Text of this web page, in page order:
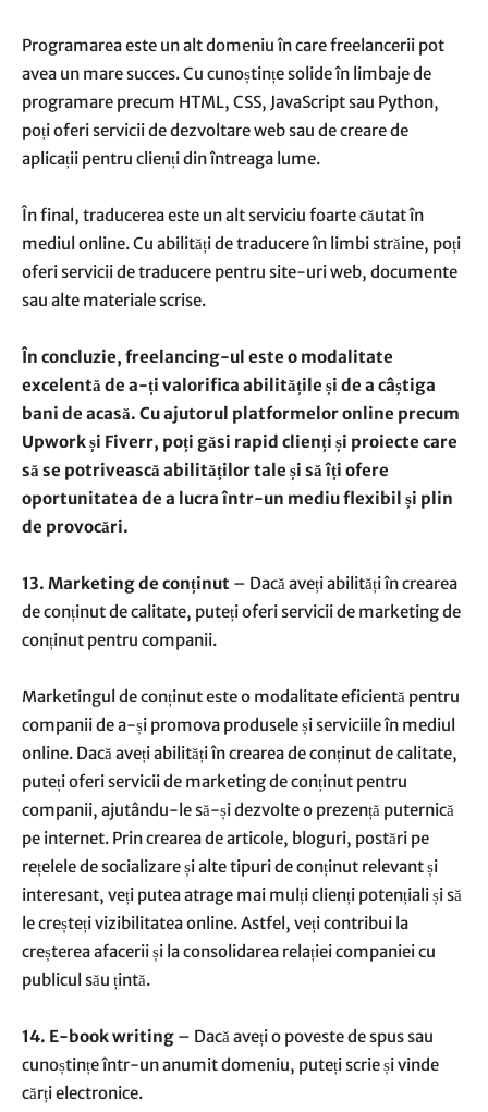
Programarea este un alt domeniu în care freelancerii pot
avea un mare succes. Cu cunoștințe solide în limbaje de
programare precum HTML, CSS, JavaScript sau Python,
poți oferi servicii de dezvoltare web sau de creare de
aplicații pentru clienți din întreaga lume.
În final, traducerea este un alt serviciu foarte căutat în
mediul online. Cu abilități de traducere în limbi străine, poți
oferi servicii de traducere pentru site-uri web, documente
sau alte materiale scrise.
În concluzie, freelancing-ul este o modalitate
excelentă de a-ți valorifica abilitățile și de a câștiga
bani de acasă. Cu ajutorul platformelor online precum
Upwork și Fiverr, poți găsi rapid clienți și proiecte care
să se potrivească abilităților tale și să îți ofere
oportunitatea de a lucra într-un mediu flexibil și plin
de provocări.
13. Marketing de conținut – Dacă aveți abilități în crearea
de conținut de calitate, puteți oferi servicii de marketing de
conținut pentru companii.
Marketingul de conținut este o modalitate eficientă pentru
companii de a-și promova produsele și serviciile în mediul
online. Dacă aveți abilități în crearea de conținut de calitate,
puteți oferi servicii de marketing de conținut pentru
companii, ajutându-le să-și dezvolte o prezență puternică
pe internet. Prin crearea de articole, bloguri, postări pe
rețelele de socializare și alte tipuri de conținut relevant și
interesant, veți putea atrage mai mulți clienți potențiali și să
le creșteți vizibilitatea online. Astfel, veți contribui la
creșterea afacerii și la consolidarea relației companiei cu
publicul său țintă.
14. E-book writing – Dacă aveți o poveste de spus sau
cunoștințe într-un anumit domeniu, puteți scrie și vinde
cărți electronice.